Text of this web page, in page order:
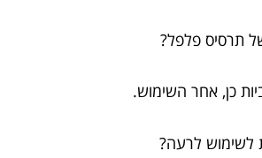
כן, אחר השימוש.